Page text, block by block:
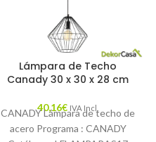
Lámpara de Techo
Canady 30 x 30 x 28 cm
40,16€ IVA Incl.
CANADY Lámpara de techo de
acero Programa : CANADY